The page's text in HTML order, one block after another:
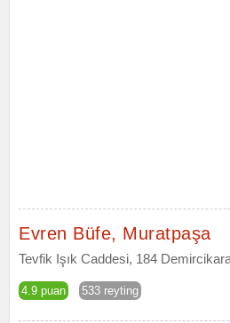
Evren Büfe, Muratpaşa
Tevfik Işık Caddesi, 184
4.9 puan 533 reyting